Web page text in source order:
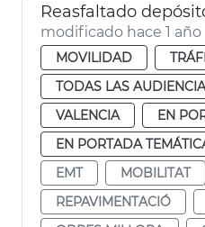
modificado hace 1 año
MOVILIDAD
TODAS LAS
VALENCIA
EN
EN PORTADA
EMT
MOBILITAT
REPAVIMENTACIÓ